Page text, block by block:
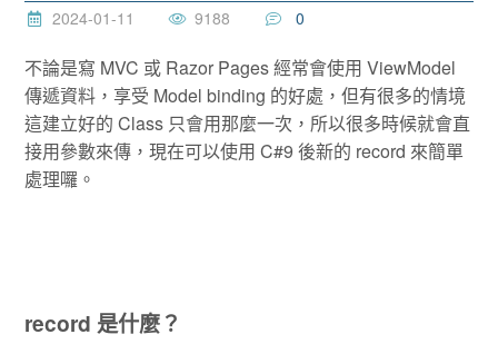
2024-01-11 9188 0
不論是寫 MVC 或 Razor Pages 經常會使用 ViewModel
傳遞資料，享受 Model binding 的好處，但有很多的情境
這建立好的 Class 只會用那麼一次，所以很多時候就會直
接用參數來傳，現在可以使用 C#9 後新的 record 來簡單
處理囉。
record 是什麼？